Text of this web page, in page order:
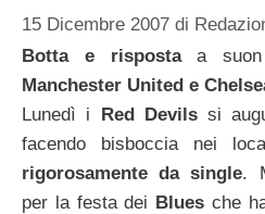
15 Dicembre 2007 di
Botta e rispostaa suon
Manchester United e
Lunedì i Red Devilssi
facendo bisboccia nei
rigorosamente da single.
per la festa dei Bluesche